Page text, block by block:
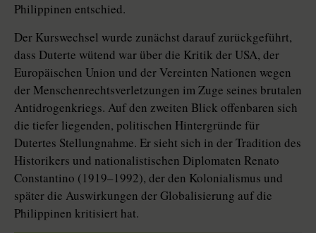
Philippinen entschied.
Der Kurswechsel wurde zunächst darauf zurückgeführt,
dass Duterte wütend war über die Kritik der USA, der
Europäischen Union und der Vereinten Nationen wegen
der Menschenrechtsverletzungen im Zuge seines brutalen
Antidrogenkriegs. Auf den zweiten Blick offenbaren sich
die tiefer liegenden, politischen Hintergründe für
Dutertes Stellungnahme. Er sieht sich in der Tradition des
Historikers und nationalistischen Diplomaten Renato
Constantino (1919–1992), der den Kolonialismus und
später die Auswirkungen der Globalisierung auf die
Philippinen kritisiert hat.